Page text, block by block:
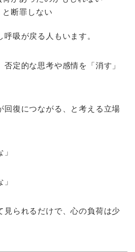
断罪しない
吸が戻る人もいます。
定的な思考や感情を「消す」
回復につながる、と考える立場
見られるだけで、心の負荷は少